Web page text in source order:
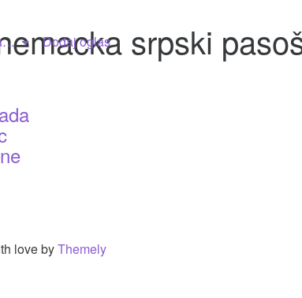
Dodaj oglas srpski
love byThemely